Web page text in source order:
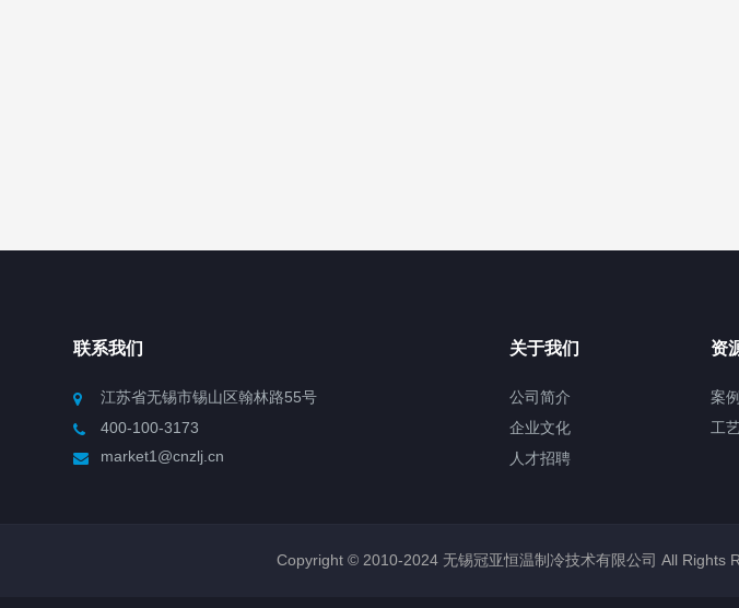
联系我们
江苏省无锡市锡山区翰林路55号
400-100-3173
market1@cnzlj.cn
关于我们
公司简介
企业文化
人才招聘
资
案
工
Copyright © 2010-2024 无锡冠亚恒温制冷技术有限公司 All Rights